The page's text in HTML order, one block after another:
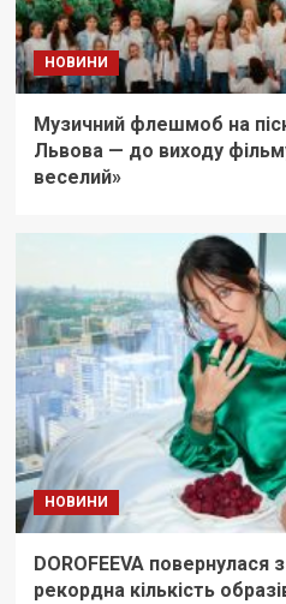
НОВИНИ
Музичний флешмоб на
Львова — до виходу
веселий»
НОВИНИ
DOROFEEVA повернулася
рекордна кількість